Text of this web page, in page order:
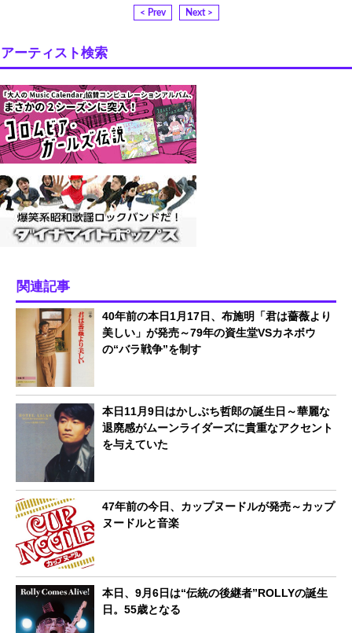
< Prev Next >
アーティスト検索
関連記事
40年前の本日1月17日、布施明「君は薔薇より
美しい」が発売～79年の資生堂VSカネボウ
の“バラ戦争”を制す
本日11月9日はかしぶち哲郎の誕生日～華麗な
退廃感がムーンライダーズに貴重なアクセント
を与えていた
47年前の今日、カップヌードルが発売～カップ
ヌードルと音楽
本日、9月6日は“伝統の後継者”ROLLYの誕生
日。55歳となる